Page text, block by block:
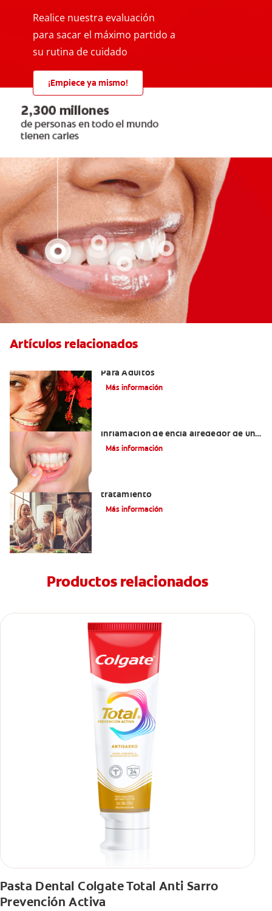
Realice nuestra evaluación
para sacar el máximo partido a
su rutina de cuidado
¡Empiece ya mismo!
Artículos relacionados
Para Adultos
Más información
inflamación de encía alrededor de un
diente?
Más información
tratamiento
Más información
Productos relacionados
Pasta Dental Colgate Total Anti Sarro
Prevención Activa